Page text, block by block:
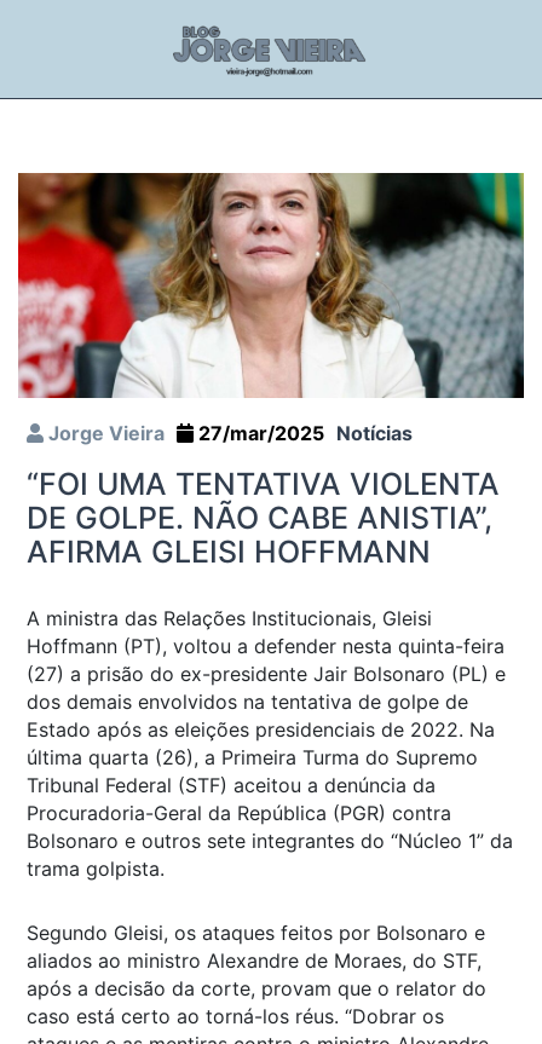
Jorge Vieira 27/mar/2025 Notícias
“FOI UMA TENTATIVA VIOLENTA
DE GOLPE. NÃO CABE ANISTIA”,
AFIRMA GLEISI HOFFMANN
A ministra das Relações Institucionais, Gleisi
Hoffmann (PT), voltou a defender nesta quinta-feira
(27) a prisão do ex-presidente Jair Bolsonaro (PL) e
dos demais envolvidos na tentativa de golpe de
Estado após as eleições presidenciais de 2022. Na
última quarta (26), a Primeira Turma do Supremo
Tribunal Federal (STF) aceitou a denúncia da
Procuradoria-Geral da República (PGR) contra
Bolsonaro e outros sete integrantes do “Núcleo 1” da
trama golpista.
Segundo Gleisi, os ataques feitos por Bolsonaro e
aliados ao ministro Alexandre de Moraes, do STF,
após a decisão da corte, provam que o relator do
caso está certo ao torná-los réus. “Dobrar os